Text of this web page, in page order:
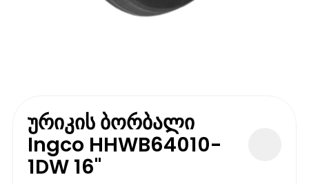
ურიკის ბორბალი
Ingco HHWB64010-
1DW 16"